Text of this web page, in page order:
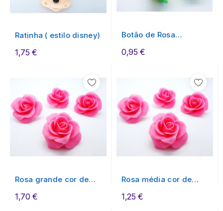
Ratinha ( estilo disney)
1,75 €
Botão de Rosa
0,95 €
Rosa grande cor de
1,70 €
Rosa média cor de
1,25 €